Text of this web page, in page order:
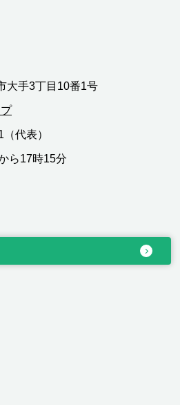
大手3丁目10番1号
代表）
ら17時15分